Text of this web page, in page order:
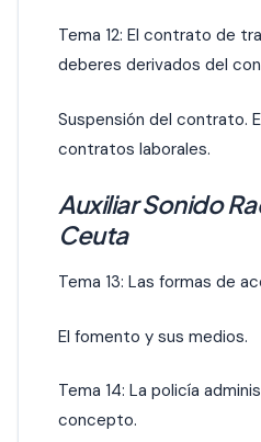
Tema 12: El contrato de
deberes derivados del
Suspensión del contrato.
contratos laborales.
Auxiliar Sonido
Ceuta
Tema 13: Las formas de
El fomento y sus medios.
Tema 14: La policía
concepto.